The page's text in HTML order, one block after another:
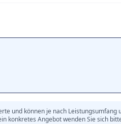
Entlastung im häuslichen
inklusive
zu Hause zur Erhaltung
die erbrachten
Pflegekasse
und können je nach
konkretes Angebot wenden Sie sich